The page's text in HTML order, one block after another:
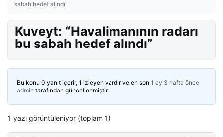
sabah hedef alındı”
Kuveyt: “Havalimanının radarı
bu sabah hedef alındı”
Bu konu 0 yanıt içerir, 1 izleyen vardır ve en son 1 ay 3 hafta önce
admin tarafından güncellenmiştir.
1 yazı görüntüleniyor (toplam 1)